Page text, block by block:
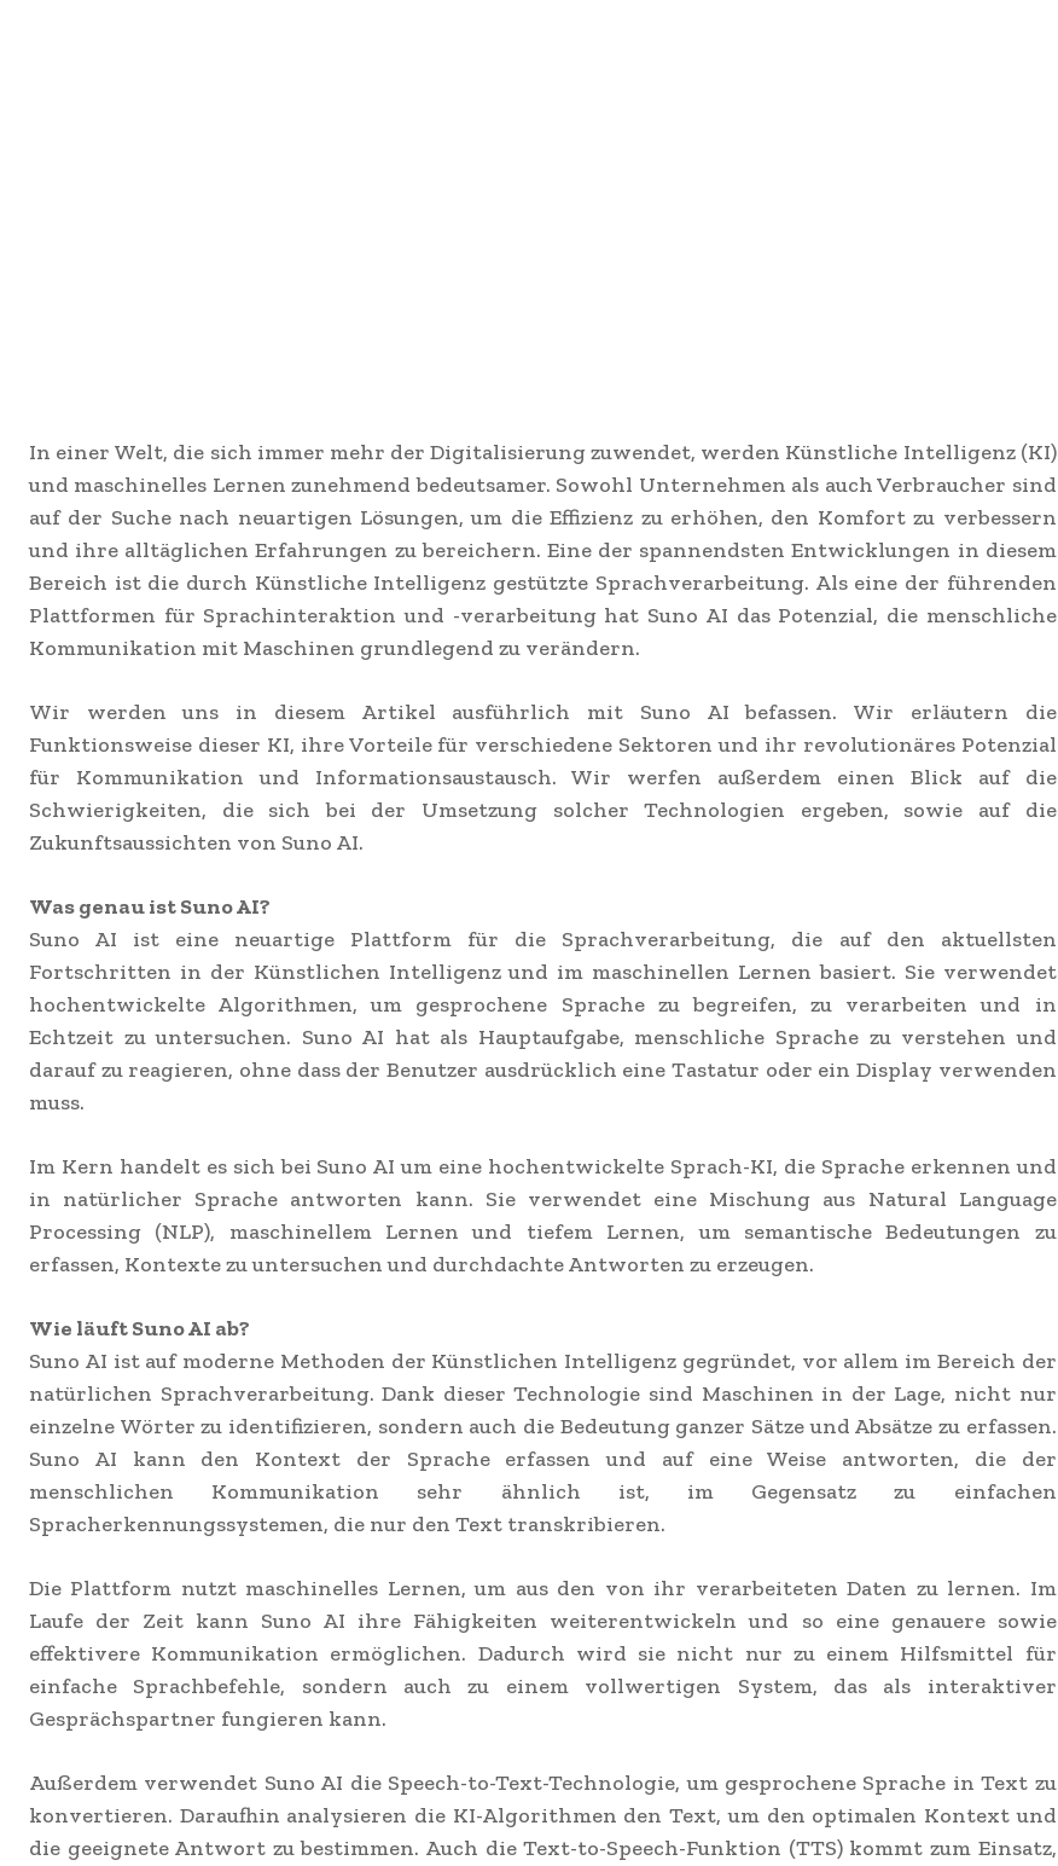
In einer Welt, die sich immer mehr der Digitalisierung zuwendet, werden Künstliche Intelligenz (KI)
und maschinelles Lernen zunehmend bedeutsamer. Sowohl Unternehmen als auch Verbraucher sind
auf der Suche nach neuartigen Lösungen, um die Effizienz zu erhöhen, den Komfort zu verbessern
und ihre alltäglichen Erfahrungen zu bereichern. Eine der spannendsten Entwicklungen in diesem
Bereich ist die durch Künstliche Intelligenz gestützte Sprachverarbeitung. Als eine der führenden
Plattformen für Sprachinteraktion und -verarbeitung hat Suno AI das Potenzial, die menschliche
Kommunikation mit Maschinen grundlegend zu verändern.
Wir werden uns in diesem Artikel ausführlich mit Suno AI befassen. Wir erläutern die
Funktionsweise dieser KI, ihre Vorteile für verschiedene Sektoren und ihr revolutionäres Potenzial
für Kommunikation und Informationsaustausch. Wir werfen außerdem einen Blick auf die
Schwierigkeiten, die sich bei der Umsetzung solcher Technologien ergeben, sowie auf die
Zukunftsaussichten von Suno AI.
Was genau ist Suno AI?
Suno AI ist eine neuartige Plattform für die Sprachverarbeitung, die auf den aktuellsten
Fortschritten in der Künstlichen Intelligenz und im maschinellen Lernen basiert. Sie verwendet
hochentwickelte Algorithmen, um gesprochene Sprache zu begreifen, zu verarbeiten und in
Echtzeit zu untersuchen. Suno AI hat als Hauptaufgabe, menschliche Sprache zu verstehen und
darauf zu reagieren, ohne dass der Benutzer ausdrücklich eine Tastatur oder ein Display verwenden
muss.
Im Kern handelt es sich bei Suno AI um eine hochentwickelte Sprach-KI, die Sprache erkennen und
in natürlicher Sprache antworten kann. Sie verwendet eine Mischung aus Natural Language
Processing (NLP), maschinellem Lernen und tiefem Lernen, um semantische Bedeutungen zu
erfassen, Kontexte zu untersuchen und durchdachte Antworten zu erzeugen.
Wie läuft Suno AI ab?
Suno AI ist auf moderne Methoden der Künstlichen Intelligenz gegründet, vor allem im Bereich der
natürlichen Sprachverarbeitung. Dank dieser Technologie sind Maschinen in der Lage, nicht nur
einzelne Wörter zu identifizieren, sondern auch die Bedeutung ganzer Sätze und Absätze zu erfassen.
Suno AI kann den Kontext der Sprache erfassen und auf eine Weise antworten, die der
menschlichen Kommunikation sehr ähnlich ist, im Gegensatz zu einfachen
Spracherkennungssystemen, die nur den Text transkribieren.
Die Plattform nutzt maschinelles Lernen, um aus den von ihr verarbeiteten Daten zu lernen. Im
Laufe der Zeit kann Suno AI ihre Fähigkeiten weiterentwickeln und so eine genauere sowie
effektivere Kommunikation ermöglichen. Dadurch wird sie nicht nur zu einem Hilfsmittel für
einfache Sprachbefehle, sondern auch zu einem vollwertigen System, das als interaktiver
Gesprächspartner fungieren kann.
Außerdem verwendet Suno AI die Speech-to-Text-Technologie, um gesprochene Sprache in Text zu
konvertieren. Daraufhin analysieren die KI-Algorithmen den Text, um den optimalen Kontext und
die geeignete Antwort zu bestimmen. Auch die Text-to-Speech-Funktion (TTS) kommt zum Einsatz,